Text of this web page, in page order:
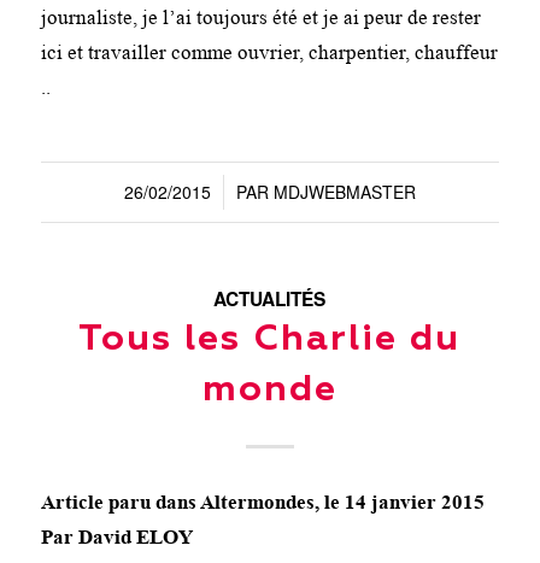
journaliste, je l’ai toujours été et je ai peur de rester
ici et travailler comme ouvrier, charpentier, chauffeur
..
26/02/2015
/ PAR MDJWEBMASTER
ACTUALITÉS
Tous les Charlie du
monde
Article paru dans Altermondes, le 14 janvier 2015
Par David ELOY